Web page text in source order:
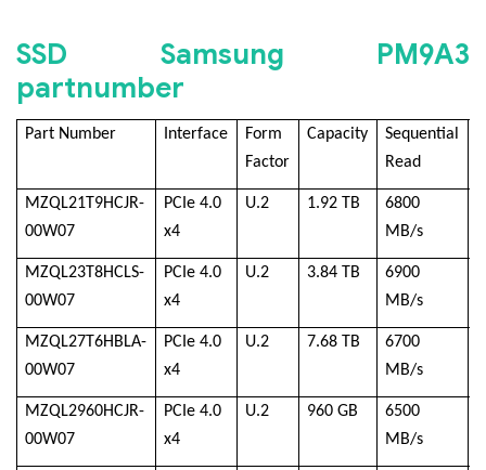
SSD Samsung PM9A3
partnumber
Part Number Interface
Form
Factor
Capacity
Sequential
Read
MZQL21T9HCJR-
00W07
PCIe 4.0
x4
U.2 1.92 TB
6800
MB/s
MZQL23T8HCLS-
00W07
PCIe 4.0
x4
U.2 3.84 TB
6900
MB/s
MZQL27T6HBLA-
00W07
PCIe 4.0
x4
U.2 7.68 TB
6700
MB/s
MZQL2960HCJR-
00W07
PCIe 4.0
x4
U.2 960 GB
6500
MB/s